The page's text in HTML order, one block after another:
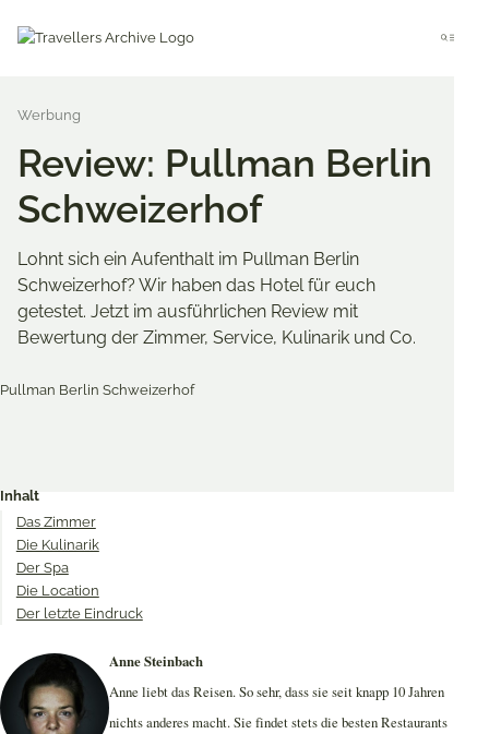
Menu
Review: Pullman Berlin
Schweizerhof
Lohnt sich ein Aufenthalt im Pullman Berlin
Schweizerhof? Wir haben das Hotel für euch
getestet. Jetzt im ausführlichen Review mit
Bewertung der Zimmer, Service, Kulinarik und Co.
Twitter
Inhalt
Das Zimmer
Die Kulinarik
Der Spa
Die Location
Der letzte Eindruck
Anne Steinbach
Anne liebt das Reisen. So sehr, dass sie seit knapp 10 Jahren
nichts anderes macht. Sie findet stets die besten Restaurants